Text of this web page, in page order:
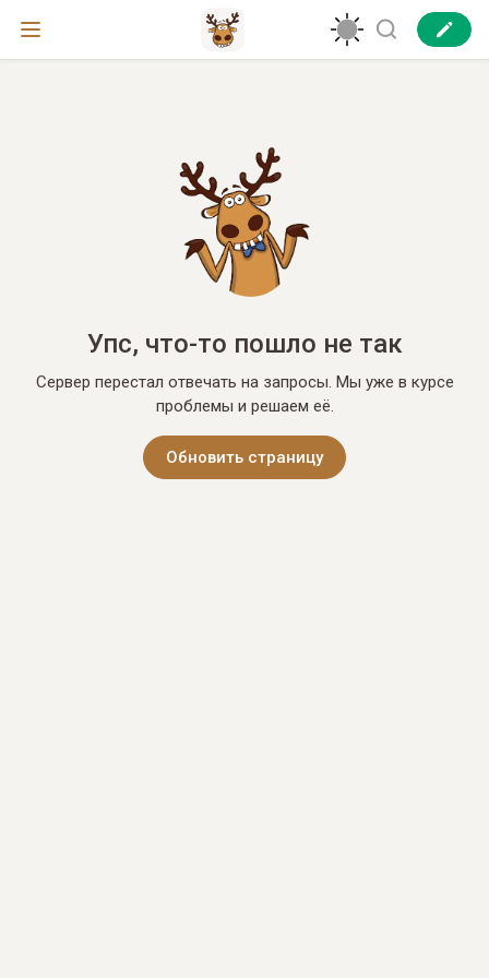
Упс, что-то пошло не так
Сервер перестал отвечать на запросы. Мы уже в курсе
проблемы и решаем её.
Обновить страницу